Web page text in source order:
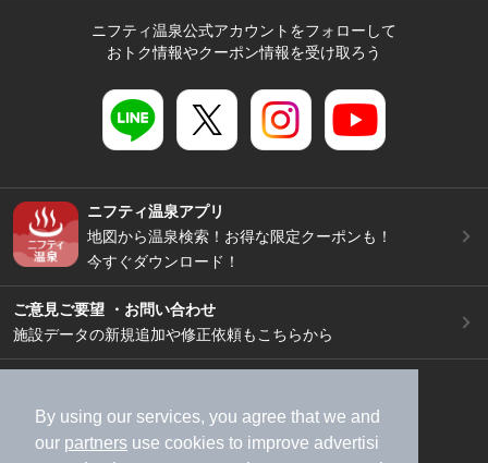
By using our services, you agree that we and
our partners use cookies to improve advertisi
ニフティ温泉公式アカウントをフォローして
おトク情報やクーポン情報を受け取ろう
ニフティ温泉アプリ
地図から温泉検索！お得な限定クーポンも！
今すぐダウンロード！
ご意見ご要望 ・お問い合わせ
施設データの新規追加や修正依頼もこちらから
加盟店募集（資料請求）
広告出稿のご案内
利用規約
ライフスタイルMEMBERS+規約